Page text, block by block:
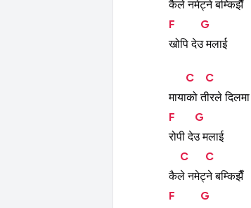
कैले नमेट्ने बम्किझैँ
F
G
खोपि देउ मलाई
C
C
मायाको तीरले दिलमा
F
G
रोपी देउ मलाई
C
C
कैले नमेट्ने बम्किझैँ
F
G